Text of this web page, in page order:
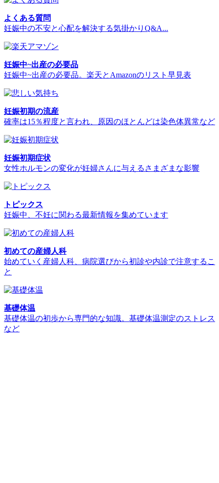
よくある質問
妊娠中の不安と心配を解決する気掛かりQ&A...
妊娠中~出産の必要品
妊娠中~出産の必要品。楽天とAmazonのリスト早見表
妊娠初期の流産
確率は15％程度と言われ、原因のほとんどは染色体異常など
妊娠初期症状
女性ホルモンの変化が妊婦さんに与えるさまざまな影響
トピックス
妊娠中、不妊に関わる最新情報を集めています
初めての産婦人科
始めていく産婦人科、病院選びから初診や内診で注意するこ
と
基礎体温
基礎体温の初歩から専門的な知識。基礎体温測定のストレス
など